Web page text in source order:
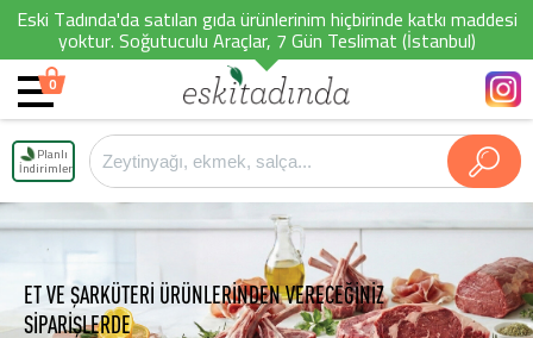
Eski Tadında'da satılan gıda ürünlerinim hiçbirinde katkı maddesi
yoktur. Soğutuculu Araçlar, 7 Gün Teslimat (İstanbul)
0
Planlı
İndirimler
ET VE ŞARKÜTERİ ÜRÜNLERİNDEN VERECEĞİNİZ
SİPARİŞLERDE